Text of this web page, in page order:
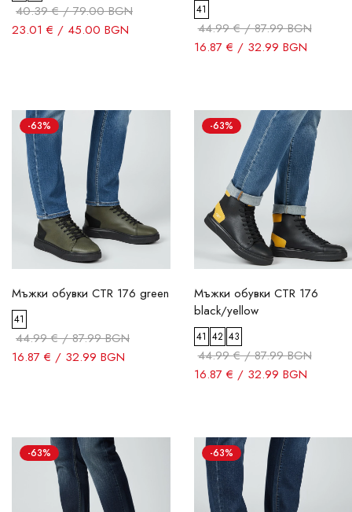
40.39 € / 79.00 BGN
23.01 € / 45.00 BGN
41
44.99 € / 87.99 BGN
16.87 € / 32.99 BGN
-63%
Мъжки обувки CTR 176 green
41
44.99 € / 87.99 BGN
16.87 € / 32.99 BGN
-63%
Мъжки обувки CTR 176
black/yellow
41 42 43
44.99 € / 87.99 BGN
16.87 € / 32.99 BGN
-63% -63%